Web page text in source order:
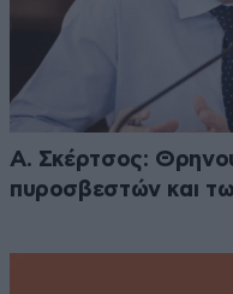
Α. Σκέρτσος:
πυροσβεστών και